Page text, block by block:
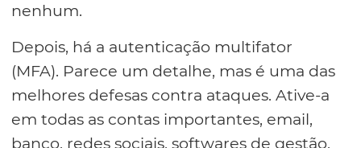
nenhum.
Depois, há a autenticação multifator
(MFA). Parece um detalhe, mas é uma das
melhores defesas contra ataques. Ative-a
em todas as contas importantes, email,
banco, redes sociais, softwares de gestão,